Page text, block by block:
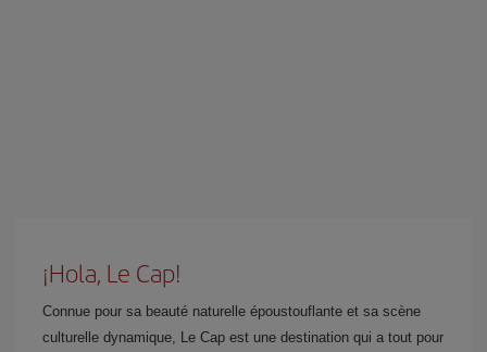
¡Hola, Le Cap!
Connue pour sa beauté naturelle époustouflante et sa scène
culturelle dynamique, Le Cap est une destination qui a tout pour